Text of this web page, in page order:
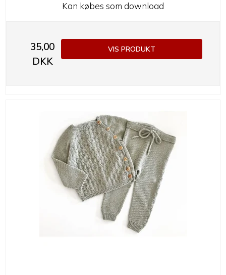
Kan købes som download
35,00
DKK
VIS PRODUKT